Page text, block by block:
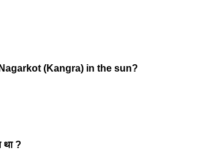
(Kangra) in the sun?
था ?